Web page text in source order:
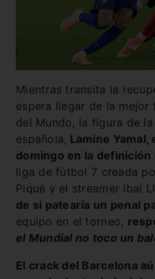
Mientras transita la
espera llegar de la
del Mundo, la figura de
española, Lamine
domingo en la definición
liga de fútbol 7 creada
Piqué y el streamer Ibai
de si patearía un penal
equipo en el torneo,
el Mundial no toco un
El crack del Barcelona